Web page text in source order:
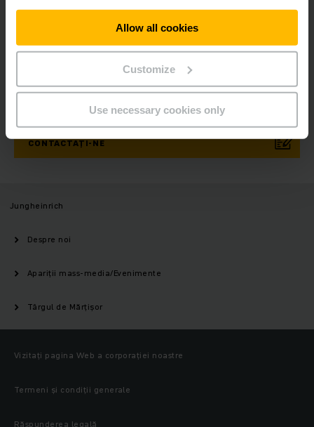
Allow all cookies
Customize
Use necessary cookies only
ÎNREGISTRAȚI
Aveți întrebări?
CONTACTAȚI-NE
Jungheinrich
Despre noi
Apariții mass-media/Evenimente
Târgul de Mărțișor
Vizitați pagina Web a corporației noastre
Termeni și condiții generale
Răspunderea legală